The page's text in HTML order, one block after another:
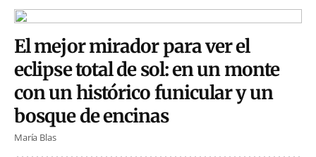
El mejor mirador para ver el
eclipse total de sol: en un monte
con un histórico funicular y un
bosque de encinas
María Blas